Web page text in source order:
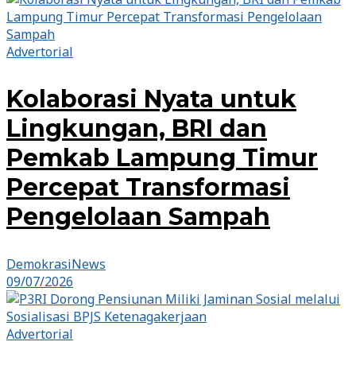
Advertorial
Kolaborasi Nyata untuk
Lingkungan, BRI dan
Pemkab Lampung Timur
Percepat Transformasi
Pengelolaan Sampah
DemokrasiNews
09/07/2026
Advertorial